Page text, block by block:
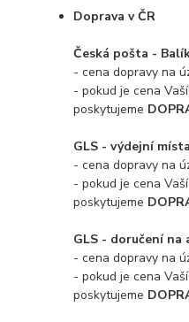
Doprava v ČR
Česká pošta -
- cena dopravy na
- pokud je cena
poskytujeme
GLS - výdejní místa
- cena dopravy na
- pokud je cena
poskytujeme
GLS - doručení na
- cena dopravy na
- pokud je cena
poskytujeme